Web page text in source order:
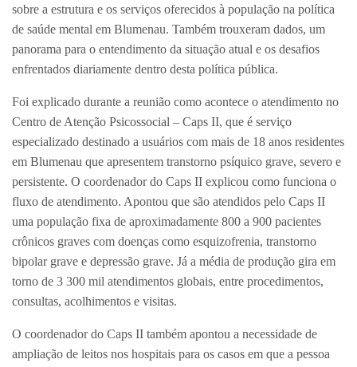
sobre a estrutura e os serviços oferecidos à população na política
de saúde mental em Blumenau. Também trouxeram dados, um
panorama para o entendimento da situação atual e os desafios
enfrentados diariamente dentro desta política pública.
Foi explicado durante a reunião como acontece o atendimento no
Centro de Atenção Psicossocial – Caps II, que é serviço
especializado destinado a usuários com mais de 18 anos residentes
em Blumenau que apresentem transtorno psíquico grave, severo e
persistente. O coordenador do Caps II explicou como funciona o
fluxo de atendimento. Apontou que são atendidos pelo Caps II
uma população fixa de aproximadamente 800 a 900 pacientes
crônicos graves com doenças como esquizofrenia, transtorno
bipolar grave e depressão grave. Já a média de produção gira em
torno de 3 300 mil atendimentos globais, entre procedimentos,
consultas, acolhimentos e visitas.
O coordenador do Caps II também apontou a necessidade de
ampliação de leitos nos hospitais para os casos em que a pessoa